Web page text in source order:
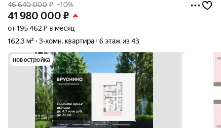
46 640 000₽ –10%
41 980 000 ₽
от 195 462 ₽ в месяц
162,3 м²
3-комн. квартира 6 этаж из 43
новостройка